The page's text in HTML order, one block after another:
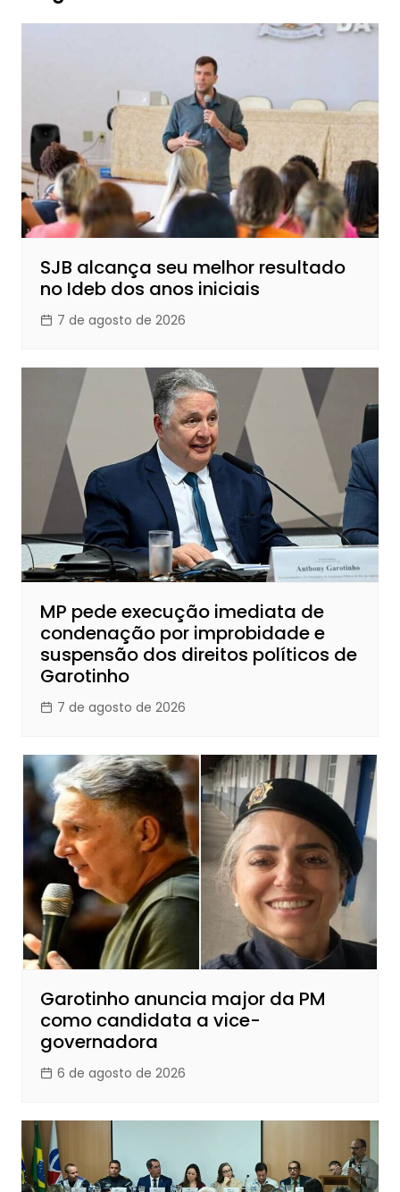
SJB alcança seu melhor resultado
no Ideb dos anos iniciais
7 de agosto de 2026
MP pede execução imediata de
condenação por improbidade e
suspensão dos direitos políticos de
Garotinho
7 de agosto de 2026
Garotinho anuncia major da PM
como candidata a vice-
governadora
6 de agosto de 2026